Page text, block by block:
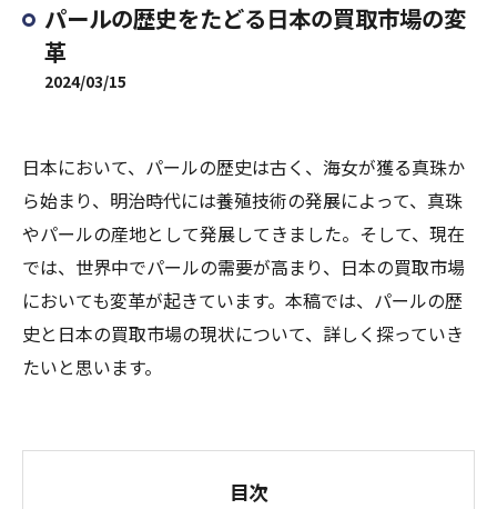
パールの歴史をたどる日本の買取市場の変
革
2024/03/15
日本において、パールの歴史は古く、海女が獲る真珠か
ら始まり、明治時代には養殖技術の発展によって、真珠
やパールの産地として発展してきました。そして、現在
では、世界中でパールの需要が高まり、日本の買取市場
においても変革が起きています。本稿では、パールの歴
史と日本の買取市場の現状について、詳しく探っていき
たいと思います。
目次